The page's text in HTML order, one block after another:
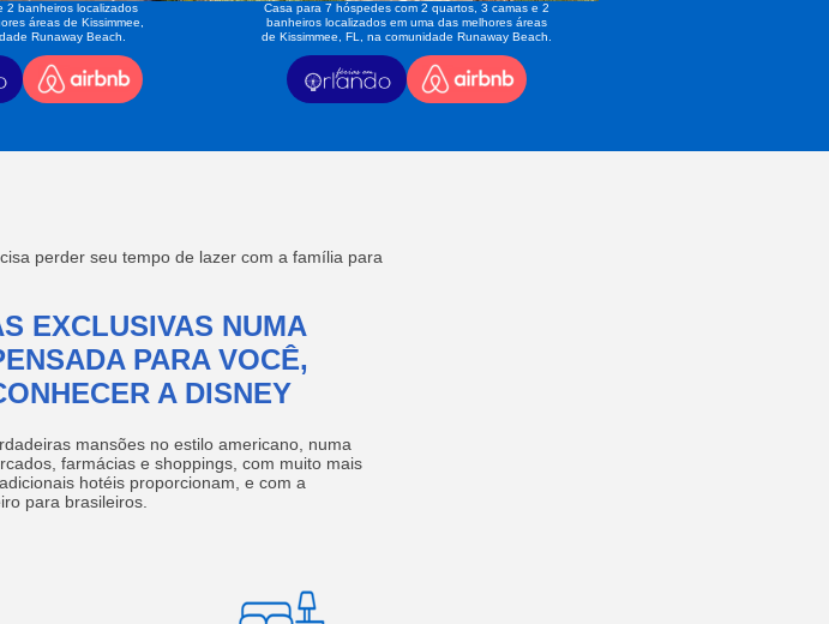
2 banheiros localizados
áreas de Kissimmee,
Runaway Beach.
Casa para 7 hóspedes com 2 quartos, 3 camas e 2
banheiros localizados em uma das melhores áreas
de Kissimmee, FL, na comunidade Runaway Beach.
perder seu tempo de lazer com a família para
EXCLUSIVAS NUMA
PARA VOCÊ,
A DISNEY
mansões no estilo americano, numa
farmácias e shoppings, com muito mais
hotéis proporcionam, e com a
para brasileiros.